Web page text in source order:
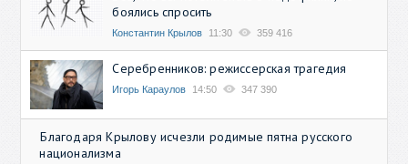
боялись спросить
Константин Крылов 11:30 359 416
Серебренников: режиссерская трагедия
Игорь Караулов 14:50 347 390
Благодаря Крылову исчезли родимые пятна русского
национализма